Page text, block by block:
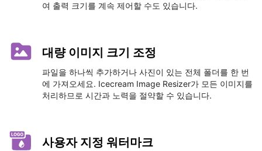
여 출력 크기를 계속 제어할 수도 있습니다.
대량 이미지 크기 조정
파일을 하나씩 추가하거나 사진이 있는 전체 폴더를 한 번
에 가져오세요. Icecream Image Resizer가 모든 이미지를
처리하므로 시간과 노력을 절약할 수 있습니다.
사용자 지정 워터마크